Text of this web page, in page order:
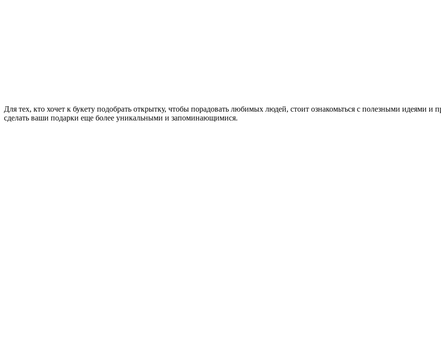
Для тех, кто хочет к букету подобрать открытку, чтобы порадовать любимых людей, стоит ознакомьться с полезными идеями и
сделать ваши подарки еще более уникальными и запоминающимися.